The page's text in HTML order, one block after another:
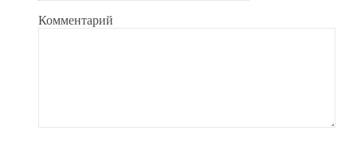
Комментарий